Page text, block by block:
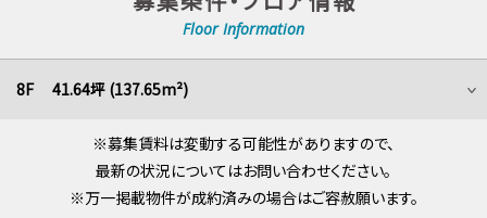
Floor Information
8F 41.64坪 (137.65m²)
※募集賃料は変動する可能性がありますので、
最新の状況についてはお問い合わせください。
※万一掲載物件が成約済みの場合はご容赦願います。